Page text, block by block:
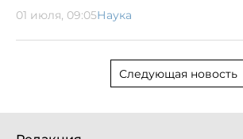
01 июля, 09:05Наука
Следующая новость